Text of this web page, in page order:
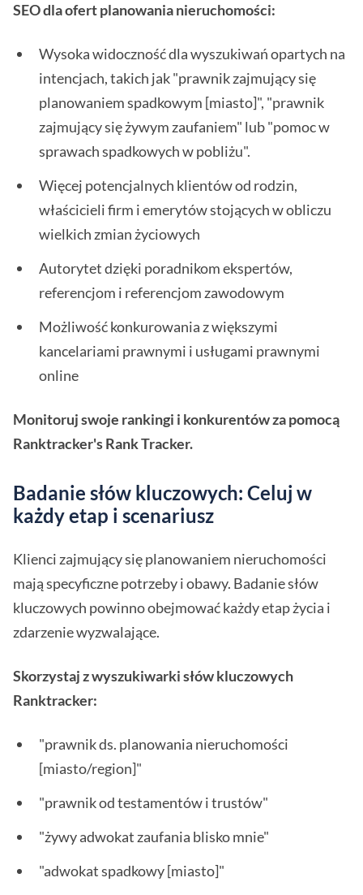
SEO dla ofert planowania nieruchomości:
Wysoka widoczność dla wyszukiwań opartych na
intencjach, takich jak "prawnik zajmujący się
planowaniem spadkowym [miasto]", "prawnik
zajmujący się żywym zaufaniem" lub "pomoc w
sprawach spadkowych w pobliżu".
Więcej potencjalnych klientów od rodzin,
właścicieli firm i emerytów stojących w obliczu
wielkich zmian życiowych
Autorytet dzięki poradnikom ekspertów,
referencjom i referencjom zawodowym
Możliwość konkurowania z większymi
kancelariami prawnymi i usługami prawnymi
online
Monitoruj swoje rankingi i konkurentów za pomocą
Ranktracker's Rank Tracker.
Badanie słów kluczowych: Celuj w
każdy etap i scenariusz
Klienci zajmujący się planowaniem nieruchomości
mają specyficzne potrzeby i obawy. Badanie słów
kluczowych powinno obejmować każdy etap życia i
zdarzenie wyzwalające.
Skorzystaj z wyszukiwarki słów kluczowych
Ranktracker:
"prawnik ds. planowania nieruchomości
[miasto/region]"
"prawnik od testamentów i trustów"
"żywy adwokat zaufania blisko mnie"
"adwokat spadkowy [miasto]"